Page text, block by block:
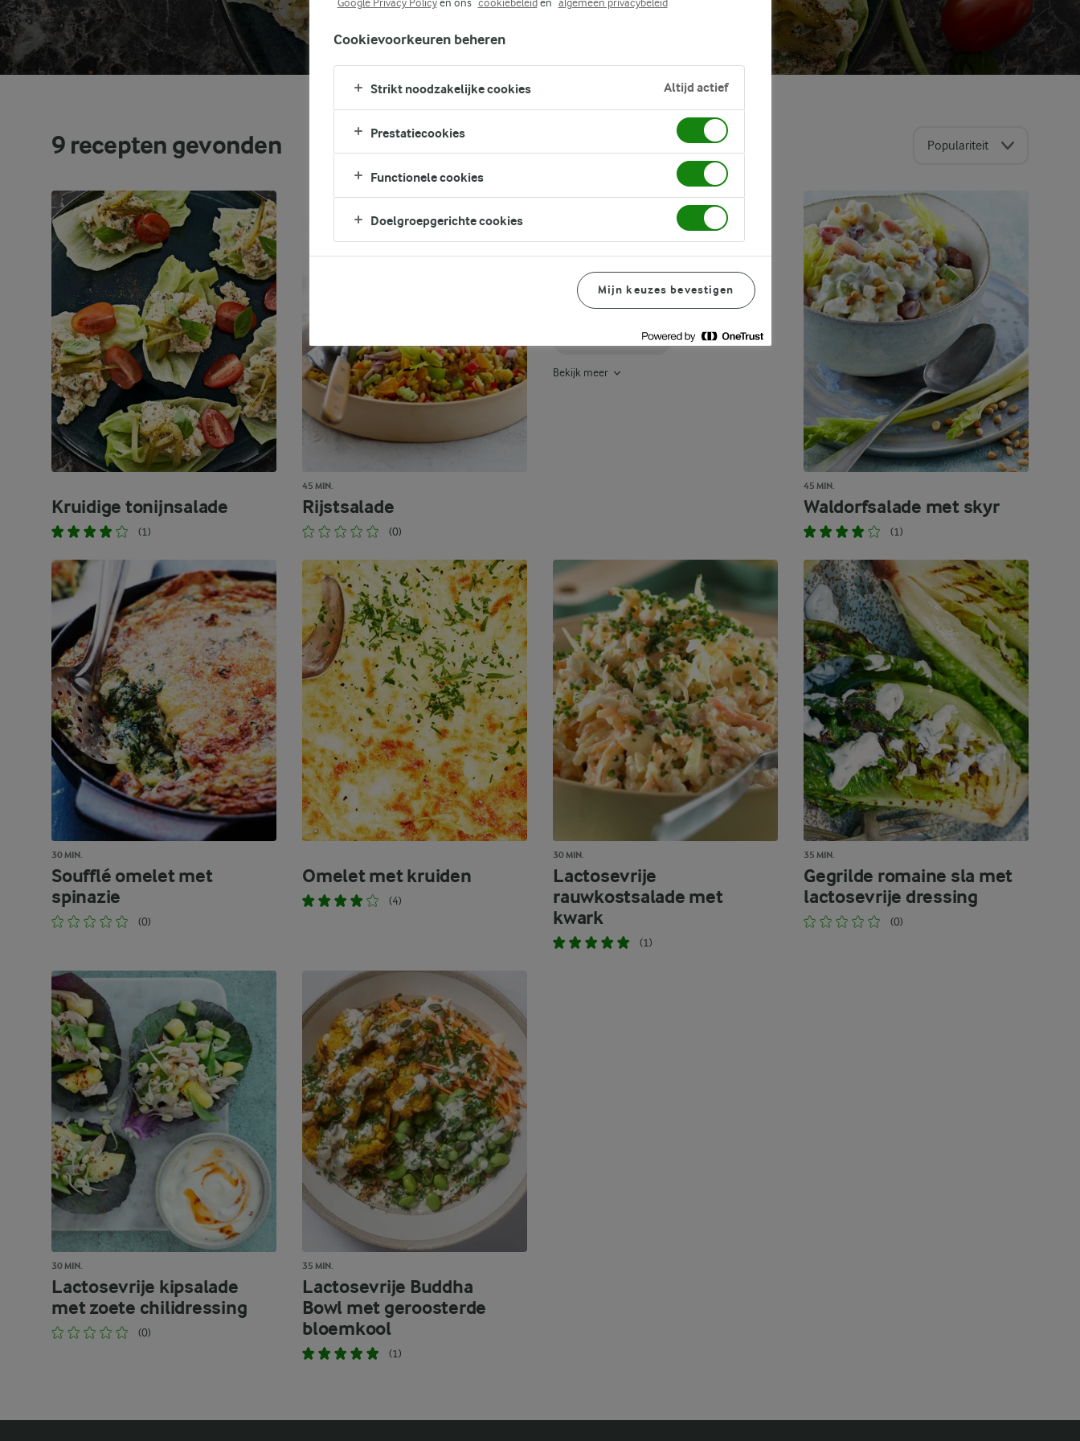
FILTER
9 recepten gevonden Populariteit
Kruidige tonijnsalade
(1)
45 MIN.
Rijstsalade
(0)
GERELATEERDE CATEGORIEËN
KOOLHYDRAATARME ONTBIJTJES
GEZONDE LUNCH
LUNCH
KOOLHYDRAATARME
HOOFDGERECHTEN
BROODJES
KOOLHYDRAATARM
AVONDETENSALADES
LUNCH
RECEPTEN
Bekijk meer
45 MIN.
Waldorfsalade met skyr
(1)
30 MIN.
Soufflé omelet met
spinazie
(0)
Omelet met kruiden
(4)
30 MIN.
Lactosevrije
rauwkostsalade met
kwark
(1)
35 MIN.
Gegrilde romaine sla met
lactosevrije dressing
(0)
30 MIN.
Lactosevrije kipsalade
met zoete chilidressing
(0)
35 MIN.
Lactosevrije Buddha
Bowl met geroosterde
bloemkool
(1)
Cookievoorkeuren beheren
Strikt noodzakelijke cookies Altijd actief
Prestatiecookies
Functionele cookies
Doelgroepgerichte cookies
Mijn keuzes bevestigen